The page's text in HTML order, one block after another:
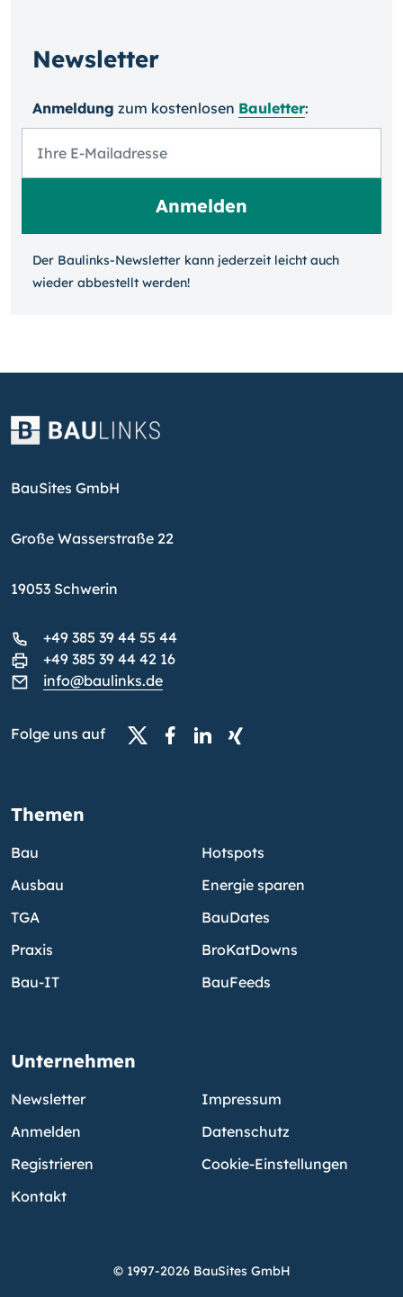
Newsletter
Anmeldung zum kosten­losen Bauletter:
Der Baulinks-Newsletter kann jeder­zeit leicht auch
wieder ab­bestellt werden!
BauSites GmbH
Große Wasserstraße 22
19053 Schwerin
+49 385 39 44 55 44
+49 385 39 44 42 16
info@baulinks.de
Folge uns auf
Themen
Bau
Ausbau
TGA
Praxis
Bau-IT
Hotspots
Energie sparen
BauDates
BroKatDowns
BauFeeds
Unternehmen
Newsletter
Anmelden
Registrieren
Kontakt
Impressum
Datenschutz
Cookie-Einstellungen
© 1997-2026 BauSites GmbH